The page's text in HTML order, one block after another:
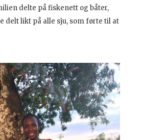
delte på fiskenett og båter,
delt likt på alle sju, som førte til at